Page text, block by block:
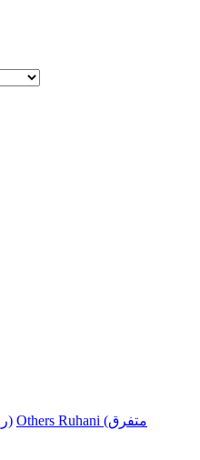
Spiritual/Paranormal (روحانی) Others Ruhani (متفرق